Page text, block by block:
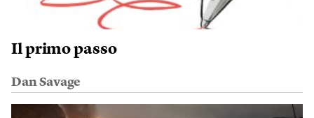
Il primo passo
Dan Savage